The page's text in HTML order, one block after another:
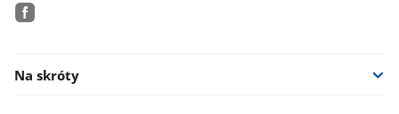
Na skróty